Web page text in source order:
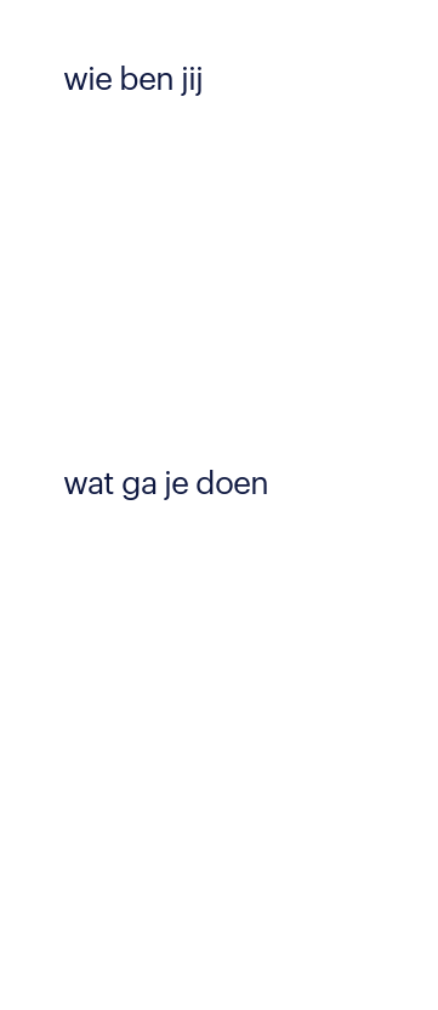
wie ben jij
wat ga je doen